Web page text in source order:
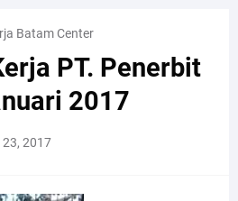
Batam Center
PT. Penerbit
2017
2017